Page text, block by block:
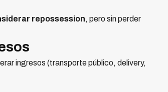
repossession, pero sin perder
ingresos (transporte público, delivery,